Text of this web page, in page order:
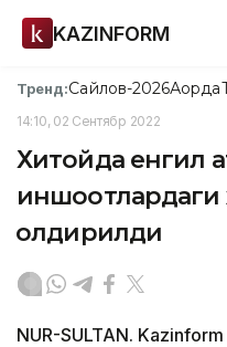
KAZINFORM
Тренд:Сайлов-2026Ақорда
14:10, 02 Сентябр 2022
Хитойда енгил
қолдирилди
NUR-SULTAN.